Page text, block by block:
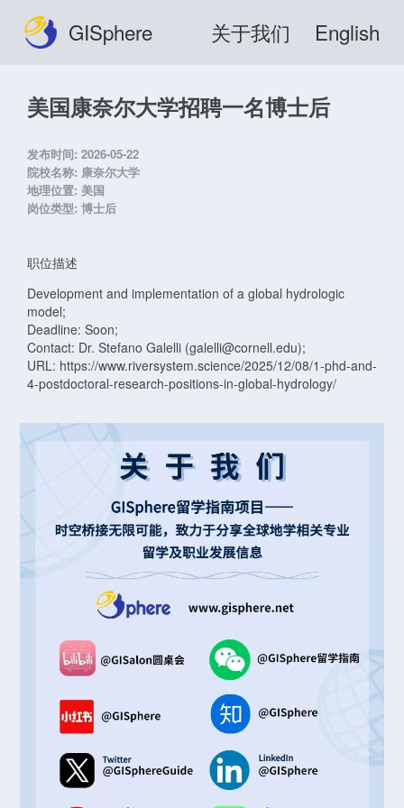
GISphere 关于我们 English
美国康奈尔大学招聘一名博士后
发布时间: 2026-05-22
院校名称: 康奈尔大学
地理位置: 美国
岗位类型: 博士后
职位描述
Development and implementation of a global hydrologic
model;
Deadline: Soon;
Contact: Dr. Stefano Galelli (galelli@cornell.edu);
URL: https://www.riversystem.science/2025/12/08/1-phd-and-
4-postdoctoral-research-positions-in-global-hydrology/